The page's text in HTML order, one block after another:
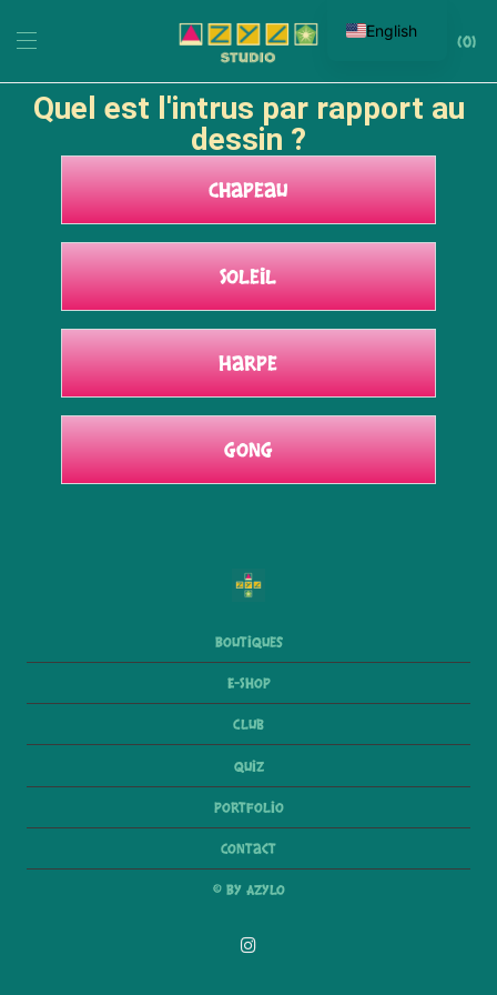
0
Quel est l'intrus par rapport au
dessin ?
Chapeau
Soleil
Harpe
Gong
Boutiques
E-Shop
Club
Quiz
Portfolio
Contact
© By Azylo
English